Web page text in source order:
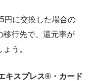
円に交換した場合の
移行先で、還元率が
う。
キスプレス®・カード